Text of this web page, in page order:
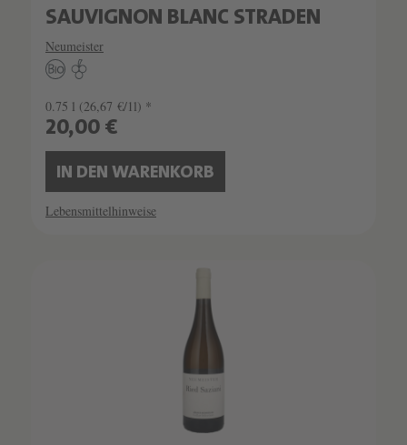
SAUVIGNON BLANC STRADEN
Neumeister
0.75 l (26,67 €/1l) *
20,00 €
IN DEN WARENKORB
Lebensmittelhinweise